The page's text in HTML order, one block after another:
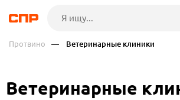
Протвино — Ветеринарные клиники
Ветеринарные